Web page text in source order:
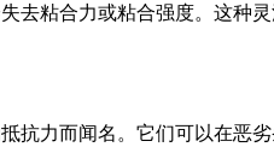
粘合力或粘合强度。这种灵
抗力而闻名。它们可以在恶